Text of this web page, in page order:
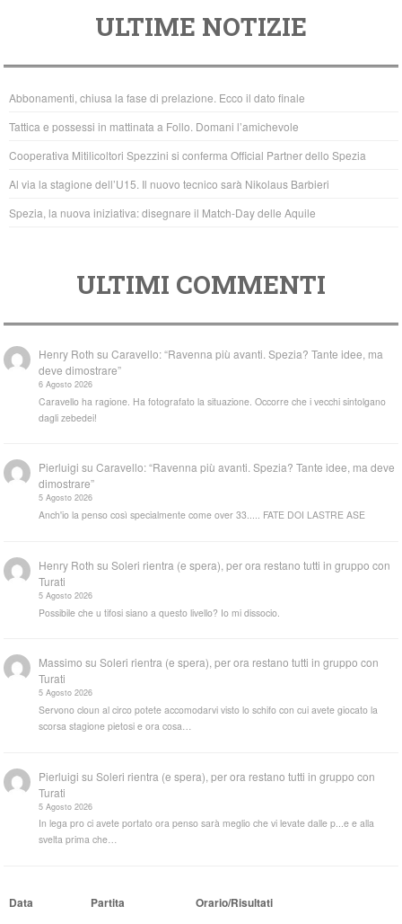
e
b
o
o
k
er
at
s
A
p
p
ULTIME NOTIZIE
Abbonamenti, chiusa la fase di prelazione. Ecco il dato finale
Tattica e possessi in mattinata a Follo. Domani l’amichevole
Cooperativa Mitilicoltori Spezzini si conferma Official Partner dello Spezia
Al via la stagione dell’U15. Il nuovo tecnico sarà Nikolaus Barbieri
Spezia, la nuova iniziativa: disegnare il Match-Day delle Aquile
ULTIMI COMMENTI
Henry Roth suCaravello: “Ravenna più avanti. Spezia? Tante idee, ma
deve dimostrare”
6 Agosto 2026
Caravello ha ragione. Ha fotografato la situazione. Occorre che i vecchi sintolgano
dagli zebedei!
Pierluigi suCaravello: “Ravenna più avanti. Spezia? Tante idee, ma deve
dimostrare”
5 Agosto 2026
Anch'io la penso così specialmente come over 33..... FATE DOI LASTRE ASE
Henry Roth suSoleri rientra (e spera), per ora restano tutti in gruppo con
Turati
5 Agosto 2026
Possibile che u tifosi siano a questo livello? Io mi dissocio.
Massimo suSoleri rientra (e spera), per ora restano tutti in gruppo con
Turati
5 Agosto 2026
Servono cloun al circo potete accomodarvi visto lo schifo con cui avete giocato la
scorsa stagione pietosi e ora cosa…
Pierluigi suSoleri rientra (e spera), per ora restano tutti in gruppo con
Turati
5 Agosto 2026
In lega pro ci avete portato ora penso sarà meglio che vi levate dalle p...e e alla
svelta prima che…
Data Partita Orario/Risultati